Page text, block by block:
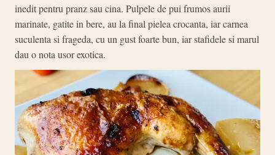
inedit pentru pranz sau cina. Pulpele de pui frumos aurii
marinate, gatite in bere, au la final pielea crocanta, iar carnea
suculenta si frageda, cu un gust foarte bun, iar stafidele si marul
dau o nota usor exotica.